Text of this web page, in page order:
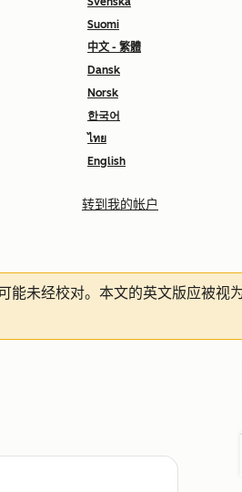
Suomi
中文 - 繁體
Dansk
Norsk
한국어
ไทย
English
转到我的帐户
能未经校对。本文的英文版应被视